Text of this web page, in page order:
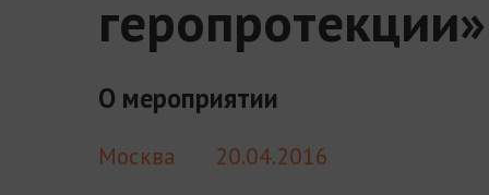
геропротекции»
О мероприятии
Москва
20.04.2016